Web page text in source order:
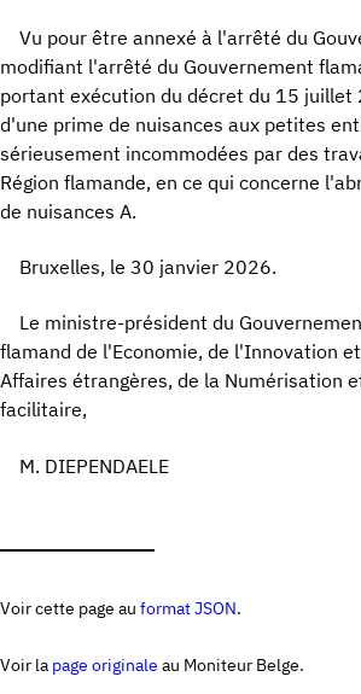
Vu pour être annexé à l'arrêté du
modifiant l'arrêté du Gouvernement
portant exécution du décret du 15
d'une prime de nuisances aux petites
sérieusement incommodées par des
Région flamande, en ce qui concerne
de nuisances A.
Bruxelles, le 30 janvier 2026.
Le ministre-président du
flamand de l'Economie, de l'Innovation
Affaires étrangères, de la Numérisation
facilitaire,
M. DIEPENDAELE
Voir cette page au format JSON.
Voir la page originale au Moniteur Belge.